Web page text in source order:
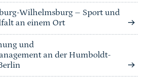
Wilhelmsburg – Sport und
an einem Ort
und
an der Humboldt-